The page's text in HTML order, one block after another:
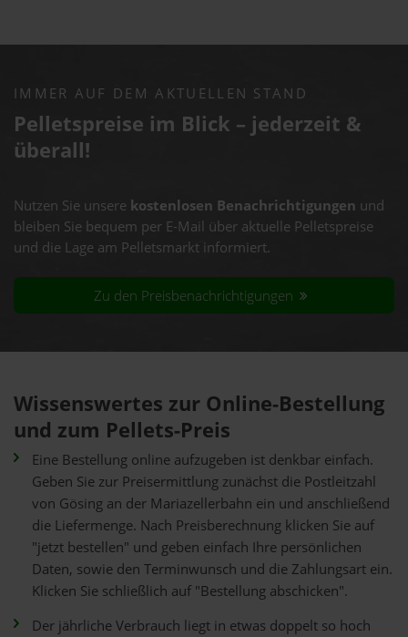
IMMER AUF DEM AKTUELLEN STAND
Pelletspreise im Blick – jederzeit &
überall!
Nutzen Sie unsere kostenlosen Benachrichtigungen und
bleiben Sie bequem per E-Mail über aktuelle Pelletspreise
und die Lage am Pelletsmarkt informiert.
Zu den Preisbenachrichtigungen
Wissenswertes zur Online-Bestellung
und zum Pellets-Preis
Eine Bestellung online aufzugeben ist denkbar einfach.
Geben Sie zur Preisermittlung zunächst die Postleitzahl
von Gösing an der Mariazellerbahn ein und anschließend
die Liefermenge. Nach Preisberechnung klicken Sie auf
"jetzt bestellen" und geben einfach Ihre persönlichen
Daten, sowie den Terminwunsch und die Zahlungsart ein.
Klicken Sie schließlich auf "Bestellung abschicken".
Der jährliche Verbrauch liegt in etwas doppelt so hoch